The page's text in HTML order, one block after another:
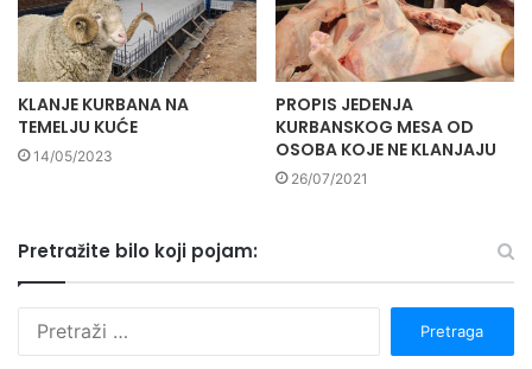
KLANJE KURBANA NA
TEMELJU KUĆE
14/05/2023
PROPIS JEDENJA
KURBANSKOG MESA OD
OSOBA KOJE NE KLANJAJU
26/07/2021
Pretražite bilo koji pojam: